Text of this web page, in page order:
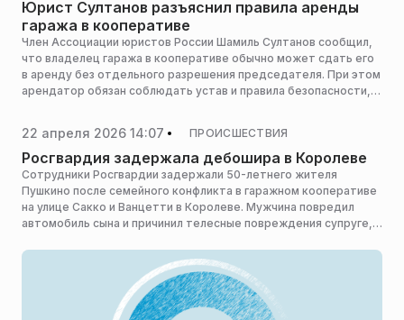
Юрист Султанов разъяснил правила аренды
гаража в кооперативе
Член Ассоциации юристов России Шамиль Султанов сообщил,
что владелец гаража в кооперативе обычно может сдать его
в аренду без отдельного разрешения председателя. При этом
арендатор обязан соблюдать устав и правила безопасности,
22 апреля 2026 14:07 ПРОИСШЕСТВИЯ
Росгвардия задержала дебошира в Королеве
Сотрудники Росгвардии задержали 50-летнего жителя
Пушкино после семейного конфликта в гаражном кооперативе
на улице Сакко и Ванцетти в Королеве. Мужчина повредил
автомобиль сына и причинил телесные повреждения супруге,